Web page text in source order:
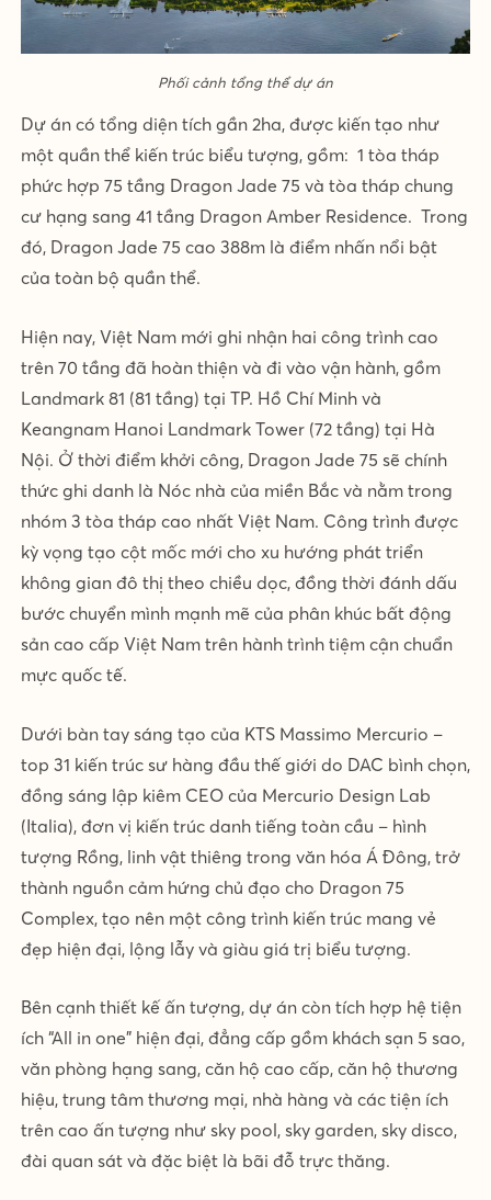
Phối cảnh tổng thể dự án
Dự án có tổng diện tích gần 2ha, được kiến tạo như
một quần thể kiến trúc biểu tượng, gồm: 1 tòa tháp
phức hợp 75 tầng Dragon Jade 75 và tòa tháp chung
cư hạng sang 41 tầng Dragon Amber Residence. Trong
đó, Dragon Jade 75 cao 388m là điểm nhấn nổi bật
của toàn bộ quần thể.
Hiện nay, Việt Nam mới ghi nhận hai công trình cao
trên 70 tầng đã hoàn thiện và đi vào vận hành, gồm
Landmark 81 (81 tầng) tại TP. Hồ Chí Minh và
Keangnam Hanoi Landmark Tower (72 tầng) tại Hà
Nội. Ở thời điểm khởi công, Dragon Jade 75 sẽ chính
thức ghi danh là Nóc nhà của miền Bắc và nằm trong
nhóm 3 tòa tháp cao nhất Việt Nam. Công trình được
kỳ vọng tạo cột mốc mới cho xu hướng phát triển
không gian đô thị theo chiều dọc, đồng thời đánh dấu
bước chuyển mình mạnh mẽ của phân khúc bất động
sản cao cấp Việt Nam trên hành trình tiệm cận chuẩn
mực quốc tế.
Dưới bàn tay sáng tạo của KTS Massimo Mercurio –
top 31 kiến trúc sư hàng đầu thế giới do DAC bình chọn,
đồng sáng lập kiêm CEO của Mercurio Design Lab
(Italia), đơn vị kiến trúc danh tiếng toàn cầu – hình
tượng Rồng, linh vật thiêng trong văn hóa Á Đông, trở
thành nguồn cảm hứng chủ đạo cho Dragon 75
Complex, tạo nên một công trình kiến trúc mang vẻ
đẹp hiện đại, lộng lẫy và giàu giá trị biểu tượng.
Bên cạnh thiết kế ấn tượng, dự án còn tích hợp hệ tiện
ích “All in one” hiện đại, đẳng cấp gồm khách sạn 5 sao,
văn phòng hạng sang, căn hộ cao cấp, căn hộ thương
hiệu, trung tâm thương mại, nhà hàng và các tiện ích
trên cao ấn tượng như sky pool, sky garden, sky disco,
đài quan sát và đặc biệt là bãi đỗ trực thăng.